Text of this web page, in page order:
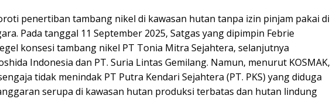
penertiban tambang nikel di kawasan hutan tanpa izin pinjam pakai di
Pada tanggal 11 September 2025, Satgas yang dipimpin Febrie
konsesi tambang nikel PT Tonia Mitra Sejahtera, selanjutnya
Indonesia dan PT. Suria Lintas Gemilang. Namun, menurut KOSMAK,
tidak menindak PT Putra Kendari Sejahtera (PT. PKS) yang diduga
serupa di kawasan hutan produksi terbatas dan hutan lindung